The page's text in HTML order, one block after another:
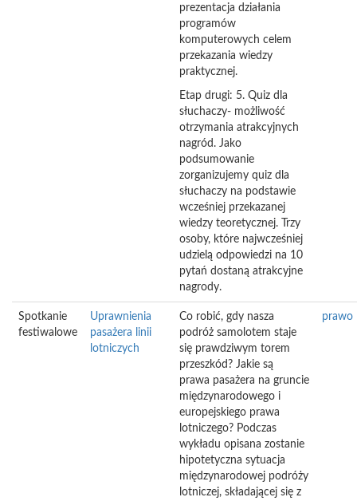
prezentacja działania
programów
komputerowych celem
przekazania wiedzy
praktycznej.
Etap drugi: 5. Quiz dla
słuchaczy- możliwość
otrzymania atrakcyjnych
nagród. Jako
podsumowanie
zorganizujemy quiz dla
słuchaczy na podstawie
wcześniej przekazanej
wiedzy teoretycznej. Trzy
osoby, które najwcześniej
udzielą odpowiedzi na 10
pytań dostaną atrakcyjne
nagrody.
Spotkanie
festiwalowe
Uprawnienia
pasażera linii
lotniczych
Co robić, gdy nasza
podróż samolotem staje
się prawdziwym torem
przeszkód? Jakie są
prawa pasażera na gruncie
międzynarodowego i
europejskiego prawa
lotniczego? Podczas
wykładu opisana zostanie
hipotetyczna sytuacja
międzynarodowej podróży
lotniczej, składającej się z
prawo